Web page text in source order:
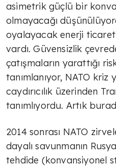
asimetrik güçlü bir
olmayacağı
oyalayacak enerji
vardı. Güvensizlik
çatışmaların yarattığı
tanımlanıyor, NATO
caydırıcılık üzerinden
tanımlıyordu. Artık
2014 sonrası NATO
dayalı savunmanın
tehdide (konvansiyonel